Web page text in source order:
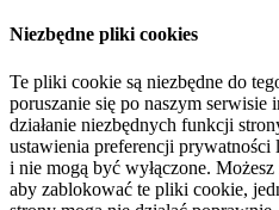
Niezbędne pliki cookies
Te pliki cookie są niezbędne do
poruszanie się po naszym serwisie
działanie niezbędnych funkcji
ustawienia preferencji prywatności
i nie mogą być wyłączone.
aby zablokować te pliki cookie,